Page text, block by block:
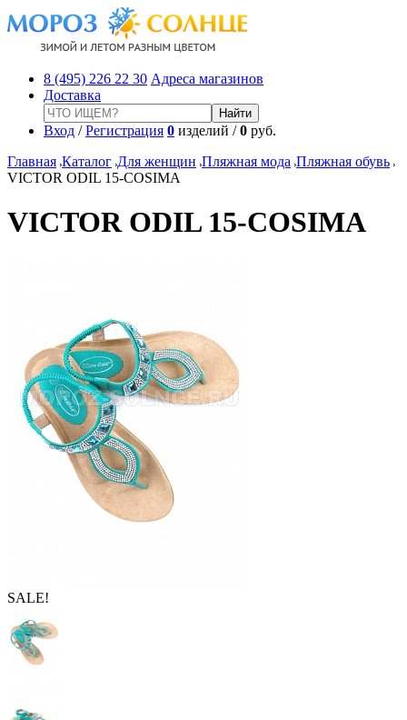
8 (495) 226 22 30 Адреса магазинов
Доставка
Вход /Регистрация 0 изделий /0 руб.
Главная Каталог Для женщин Пляжная мода Пляжная обувь
VICTOR ODIL 15-COSIMA
VICTOR ODIL 15-COSIMA
SALE!